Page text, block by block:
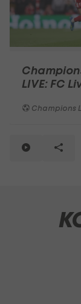
LIVE: FC
Champions